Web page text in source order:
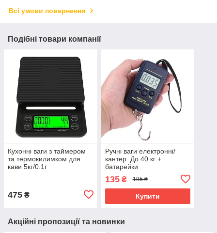
Всі умови повернення
Подібні товари компанії
Кухонні ваги з таймером
та термокилимком для
кави 5кг/0.1г
475 ₴
Ручні ваги електронні/
кантер. До 40 кг +
батарейки
135₴ 195 ₴
Купити
Акційні пропозиції та новинки